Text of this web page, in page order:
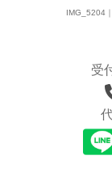
IMG_5204
受